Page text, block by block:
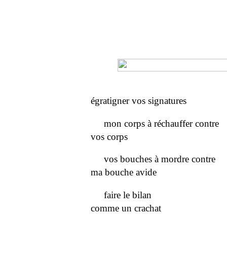
égratigner vos signatures
mon corps à réchauffer contre
vos corps
vos bouches à mordre contre
ma bouche avide
faire le bilan
comme un crachat